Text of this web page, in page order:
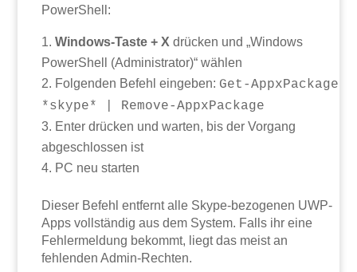
PowerShell:
Windows-Taste + X drücken und „Windows
PowerShell (Administrator)“ wählen
Folgenden Befehl eingeben: Get-AppxPackage
*skype* | Remove-AppxPackage
Enter drücken und warten, bis der Vorgang
abgeschlossen ist
PC neu starten
Dieser Befehl entfernt alle Skype-bezogenen UWP-
Apps vollständig aus dem System. Falls ihr eine
Fehlermeldung bekommt, liegt das meist an
fehlenden Admin-Rechten.